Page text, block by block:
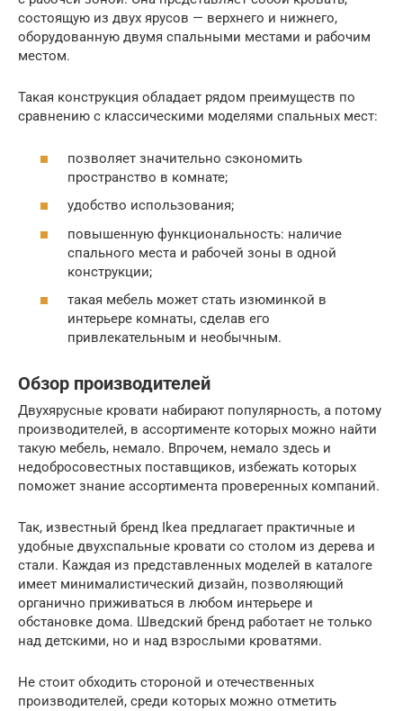
состоящую из двух ярусов — верхнего и нижнего,
оборудованную двумя спальными местами и рабочим
местом.
Такая конструкция обладает рядом преимуществ по
сравнению с классическими моделями спальных мест:
позволяет значительно сэкономить
пространство в комнате;
удобство использования;
повышенную функциональность: наличие
спального места и рабочей зоны в одной
конструкции;
такая мебель может стать изюминкой в
интерьере комнаты, сделав его
привлекательным и необычным.
Обзор производителей
Двухярусные кровати набирают популярность, а потому
производителей, в ассортименте которых можно найти
такую мебель, немало. Впрочем, немало здесь и
недобросовестных поставщиков, избежать которых
поможет знание ассортимента проверенных компаний.
Так, известный бренд Ikea предлагает практичные и
удобные двухспальные кровати со столом из дерева и
стали. Каждая из представленных моделей в каталоге
имеет минималистический дизайн, позволяющий
органично приживаться в любом интерьере и
обстановке дома. Шведский бренд работает не только
над детскими, но и над взрослыми кроватями.
Не стоит обходить стороной и отечественных
производителей, среди которых можно отметить